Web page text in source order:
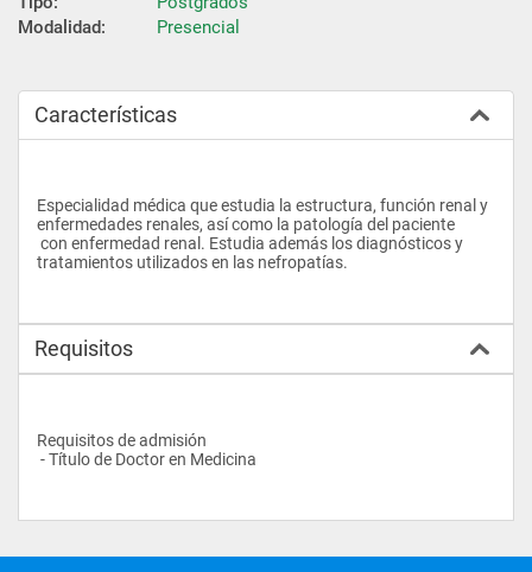
Modalidad:
Presencial
Características
Especialidad médica que estudia la estructura, función renal y
enfermedades renales, así como la patología del paciente
tratamientos utilizados en las nefropatías.
Requisitos
Requisitos de admisión
- Título de Doctor en Medicina